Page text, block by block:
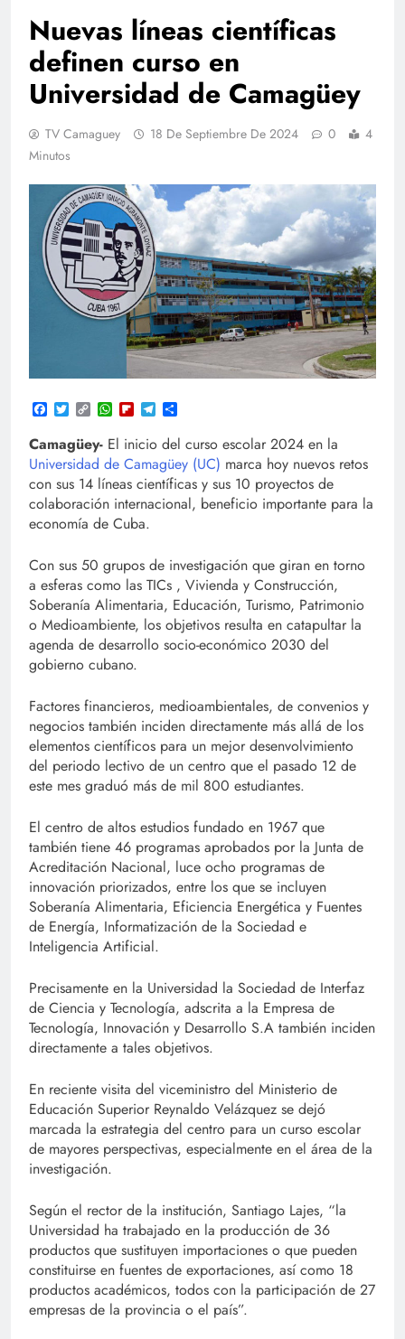
Nuevas líneas científicas
definen curso en
Universidad de Camagüey
TV Camaguey 18 De Septiembre De 2024 0
4
Minutos
Facebook
TwitterCopy
Link
WhatsApp
FlipboardTelegram
Camagüey- El inicio del curso escolar 2024 en la
Universidad de Camagüey (UC) marca hoy nuevos retos
con sus 14 líneas científicas y sus 10 proyectos de
colaboración internacional, beneficio importante para la
economía de Cuba.
Con sus 50 grupos de investigación que giran en torno
a esferas como las TICs , Vivienda y Construcción,
Soberanía Alimentaria, Educación, Turismo, Patrimonio
o Medioambiente, los objetivos resulta en catapultar la
agenda de desarrollo socio-económico 2030 del
gobierno cubano.
Factores financieros, medioambientales, de convenios y
negocios también inciden directamente más allá de los
elementos científicos para un mejor desenvolvimiento
del periodo lectivo de un centro que el pasado 12 de
este mes graduó más de mil 800 estudiantes.
El centro de altos estudios fundado en 1967 que
también tiene 46 programas aprobados por la Junta de
Acreditación Nacional, luce ocho programas de
innovación priorizados, entre los que se incluyen
Soberanía Alimentaria, Eficiencia Energética y Fuentes
de Energía, Informatización de la Sociedad e
Inteligencia Artificial.
Precisamente en la Universidad la Sociedad de Interfaz
de Ciencia y Tecnología, adscrita a la Empresa de
Tecnología, Innovación y Desarrollo S.A también inciden
directamente a tales objetivos.
En reciente visita del viceministro del Ministerio de
Educación Superior Reynaldo Velázquez se dejó
marcada la estrategia del centro para un curso escolar
de mayores perspectivas, especialmente en el área de la
investigación.
Según el rector de la institución, Santiago Lajes, “la
Universidad ha trabajado en la producción de 36
productos que sustituyen importaciones o que pueden
constituirse en fuentes de exportaciones, así como 18
productos académicos, todos con la participación de 27
empresas de la provincia o el país”.